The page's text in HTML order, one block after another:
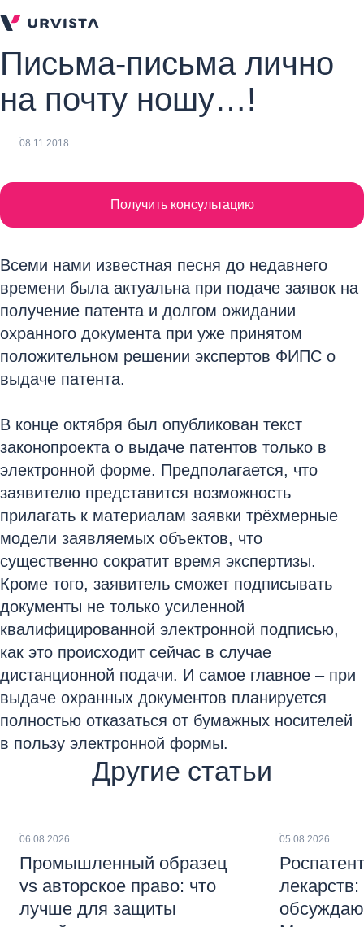
Письма-письма лично
на почту ношу…!
08.11.2018
Получить консультацию
Всеми нами известная песня до недавнего
времени была актуальна при подаче заявок на
получение патента и долгом ожидании
охранного документа при уже принятом
положительном решении экспертов ФИПС о
выдаче патента.
В конце октября был опубликован текст
законопроекта о выдаче патентов только в
электронной форме. Предполагается, что
заявителю представится возможность
прилагать к материалам заявки трёхмерные
модели заявляемых объектов, что
существенно сократит время экспертизы.
Кроме того, заявитель сможет подписывать
документы не только усиленной
квалифицированной электронной подписью,
как это происходит сейчас в случае
дистанционной подачи. И самое главное – при
выдаче охранных документов планируется
полностью отказаться от бумажных носителей
в пользу электронной формы.
Другие статьи
06.08.2026
Промышленный образец
vs авторское право: что
лучше для защиты
05.08.2026
лекарств: